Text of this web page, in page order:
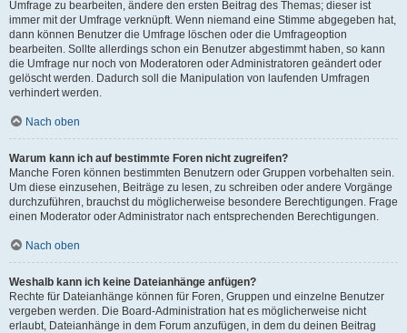
Umfrage zu bearbeiten, ändere den ersten Beitrag des Themas; dieser ist
immer mit der Umfrage verknüpft. Wenn niemand eine Stimme abgegeben hat,
dann können Benutzer die Umfrage löschen oder die Umfrageoption
bearbeiten. Sollte allerdings schon ein Benutzer abgestimmt haben, so kann
die Umfrage nur noch von Moderatoren oder Administratoren geändert oder
gelöscht werden. Dadurch soll die Manipulation von laufenden Umfragen
verhindert werden.
Nach oben
Warum kann ich auf bestimmte Foren nicht zugreifen?
Manche Foren können bestimmten Benutzern oder Gruppen vorbehalten sein.
Um diese einzusehen, Beiträge zu lesen, zu schreiben oder andere Vorgänge
durchzuführen, brauchst du möglicherweise besondere Berechtigungen. Frage
einen Moderator oder Administrator nach entsprechenden Berechtigungen.
Nach oben
Weshalb kann ich keine Dateianhänge anfügen?
Rechte für Dateianhänge können für Foren, Gruppen und einzelne Benutzer
vergeben werden. Die Board-Administration hat es möglicherweise nicht
erlaubt, Dateianhänge in dem Forum anzufügen, in dem du deinen Beitrag